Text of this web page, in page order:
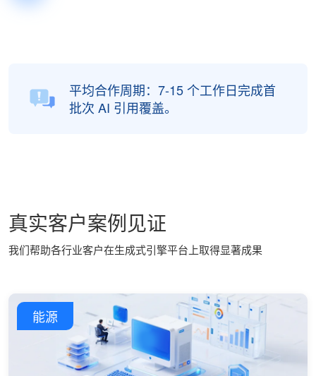
平均合作周期：7-15 个工作日完成首
批次 AI 引用覆盖。
真实客户案例见证
我们帮助各行业客户在生成式引擎平台上取得显著成果
能源